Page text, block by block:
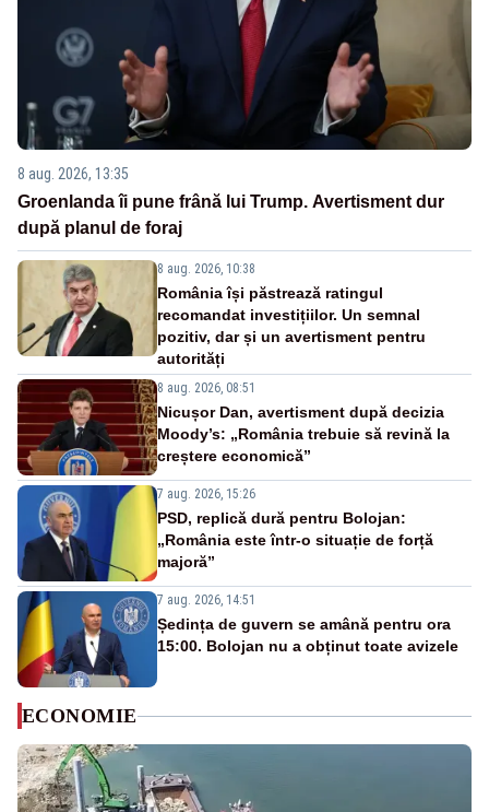
8 aug. 2026, 13:35
Groenlanda îi pune frână lui Trump. Avertisment dur
după planul de foraj
8 aug. 2026, 10:38
România își păstrează ratingul
recomandat investițiilor. Un semnal
pozitiv, dar și un avertisment pentru
autorități
8 aug. 2026, 08:51
Nicușor Dan, avertisment după decizia
Moody’s: „România trebuie să revină la
creștere economică”
7 aug. 2026, 15:26
PSD, replică dură pentru Bolojan:
„România este într-o situație de forță
majoră”
7 aug. 2026, 14:51
Ședința de guvern se amână pentru ora
15:00. Bolojan nu a obținut toate avizele
ECONOMIE